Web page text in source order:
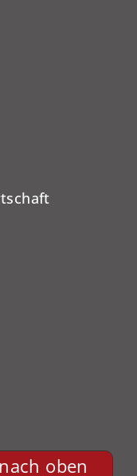
nach oben